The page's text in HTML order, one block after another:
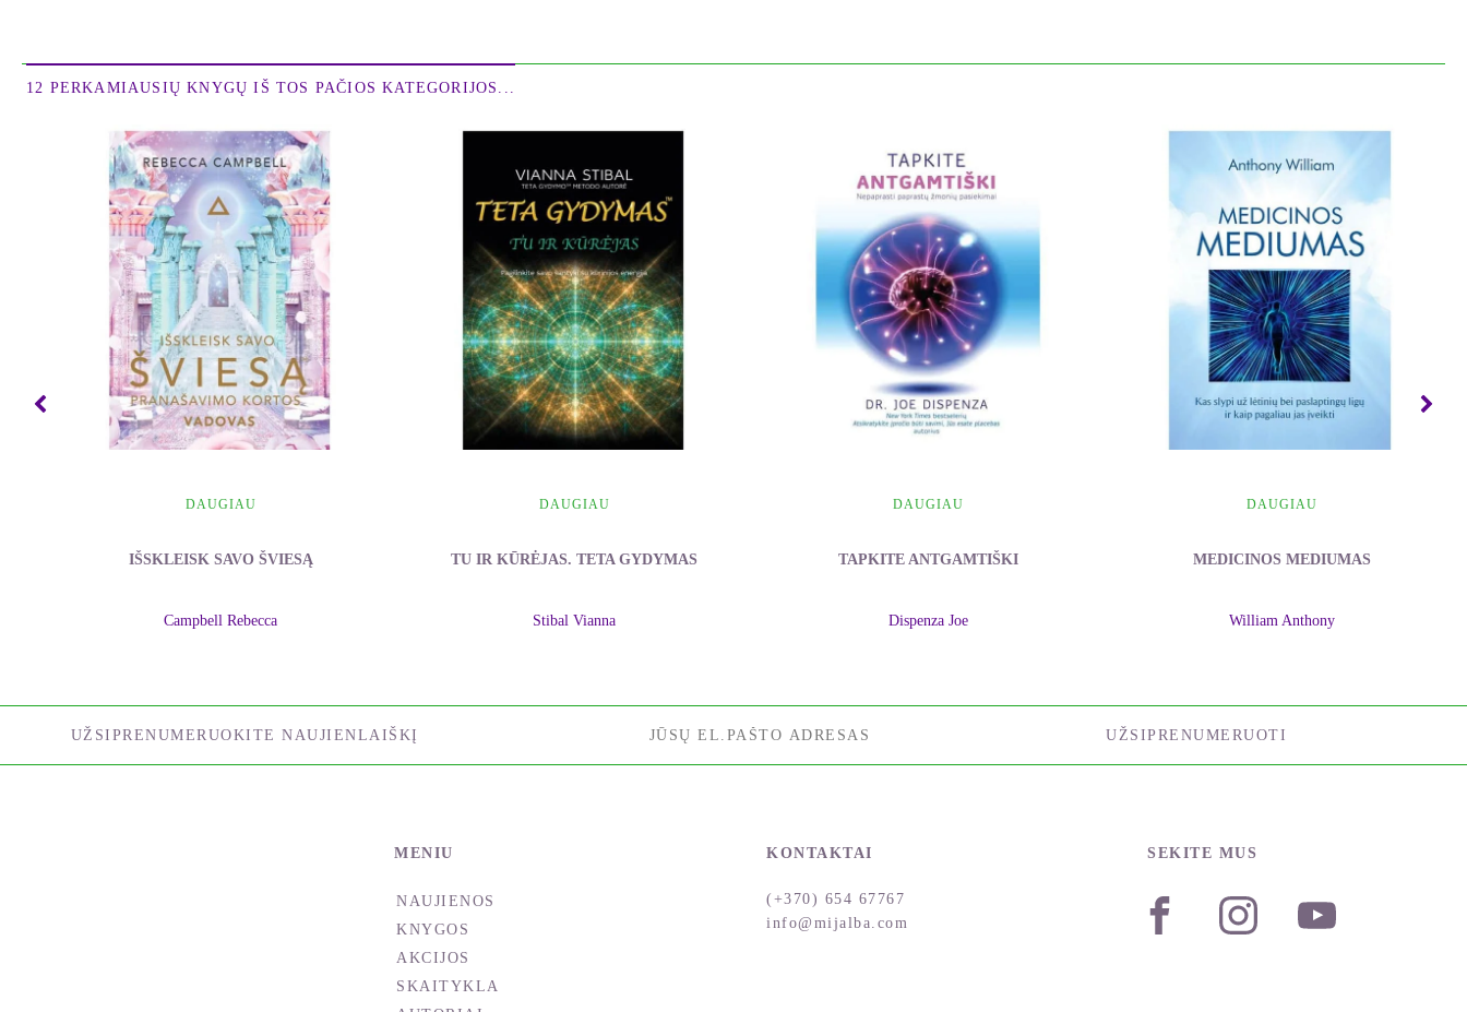
12 PERKAMIAUSIŲ KNYGŲ IŠ TOS PAČIOS KATEGORIJOS...
DAUGIAU
IŠSKLEISK SAVO ŠVIESĄ
Campbell Rebecca
DAUGIAU
TU IR KŪRĖJAS. TETA GYDYMAS
Stibal Vianna
DAUGIAU
TAPKITE ANTGAMTIŠKI
Dispenza Joe
DAUGIAU
MEDICINOS MEDIUMAS
William Anthony
UŽSIPRENUMERUOKITE NAUJIENLAIŠKĮ UŽSIPRENUMERUOTI
MENIU
NAUJIENOS
KNYGOS
AKCIJOS
SKAITYKLA
KONTAKTAI
(+370) 654 67767
info@mijalba.com
SEKITE MUS